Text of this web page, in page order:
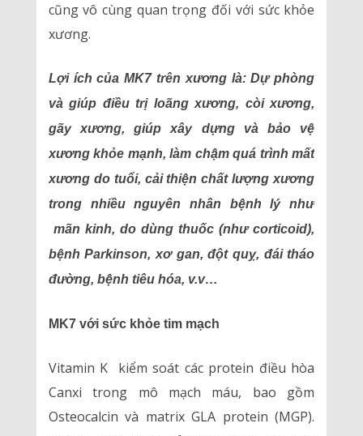
cũng vô cùng quan trọng đối với sức khỏe
xương.
Lợi ích của MK7 trên xương là: Dự phòng
và giúp điều trị loãng xương, còi xương,
gãy xương, giúp xây dựng và bảo vệ
xương khỏe mạnh, làm chậm quá trình mất
xương do tuổi, cải thiện chất lượng xương
trong nhiều nguyên nhân bệnh lý như
mãn kinh, do dùng thuốc (như corticoid),
bệnh Parkinson, xơ gan, đột quỵ, đái tháo
đường, bệnh tiêu hóa, v.v…
MK7 với sức khỏe tim mạch
Vitamin K kiểm soát các protein điều hòa
Canxi trong mô mạch máu, bao gồm
Osteocalcin và matrix GLA protein (MGP).